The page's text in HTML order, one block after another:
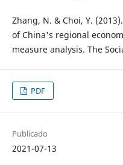
Zhang, N. & Choi, Y.
of China's regional
measure analysis. The
PDF
Publicado
2021-07-13